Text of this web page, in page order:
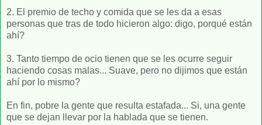
2. El premio de techo y comida que se les da a esas
personas que tras de todo hicieron algo: digo, porqué están
ahí?
3. Tanto tiempo de ocio tienen que se les ocurre seguir
haciendo cosas malas... Suave, pero no dijimos que están
ahí por lo mismo?
En fin, pobre la gente que resulta estafada... Si, una gente
que se dejan llevar por la hablada que se tienen.